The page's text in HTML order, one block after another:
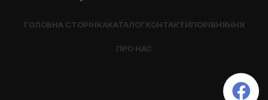
ГОЛОВНА СТОРІНКАКАТАЛОГКОНТАКТИПОРІВНЯННЯ
ПРО НАС